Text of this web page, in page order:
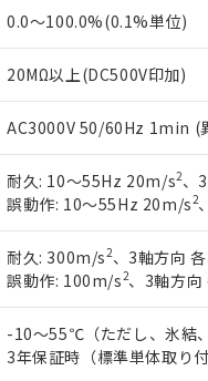
0.0～100.0%(0.1%単位)
20MΩ以上(DC500V印加)
AC3000V 50/60Hz 1min (
耐久: 10～55Hz 20m/s2、
誤動作: 10～55Hz 20m/s2
耐久: 300m/s2、3軸方向
誤動作: 100m/s2、3軸方向
-10～55℃（ただし、氷結
3年保証時（標準単体取り